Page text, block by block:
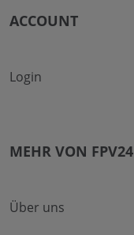
ACCOUNT
Login
MEHR VON FPV24
Über uns